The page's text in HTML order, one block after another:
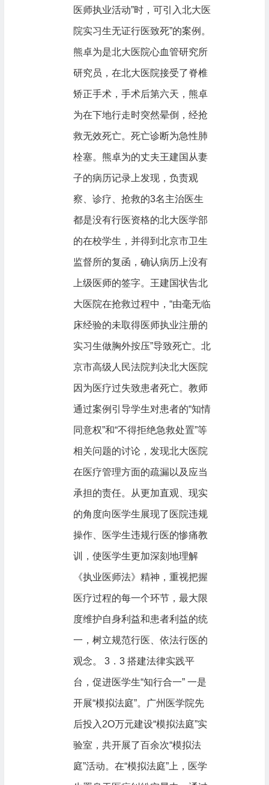
医师执业活动”时，可引入北大医
院实习生无证行医致死”的案例。
熊卓为是北大医院心血管研究所
研究员，在北大医院接受了脊椎
矫正手术，手术后第六天，熊卓
为在下地行走时突然晕倒，经抢
救无效死亡。死亡诊断为急性肺
栓塞。熊卓为的丈夫王建国从妻
子的病历记录上发现，负责观
察、诊疗、抢救的3名主治医生
都是没有行医资格的北大医学部
的在校学生，并得到北京市卫生
监督所的复函，确认病历上没有
上级医师的签字。王建国状告北
大医院在抢救过程中，“由毫无临
床经验的未取得医师执业注册的
实习生做胸外按压”导致死亡。北
京市高级人民法院判决北大医院
因为医疗过失致患者死亡。教师
通过案例引导学生对患者的“知情
同意权”和“不得拒绝急救处置”等
相关问题的讨论，发现北大医院
在医疗管理方面的疏漏以及应当
承担的责任。从更加直观、现实
的角度向医学生展现了医院违规
操作、医学生违规行医的惨痛教
训，使医学生更加深刻地理解
《执业医师法》精神，重视把握
医疗过程的每一个环节，最大限
度维护自身利益和患者利益的统
一，树立规范行医、依法行医的
观念。 3．3 搭建法律实践平
台，促进医学生“知行合一” 一是
开展“模拟法庭”。广州医学院先
后投入2O万元建设“模拟法庭”实
验室，共开展了百余次“模拟法
庭”活动。在“模拟法庭”上，医学